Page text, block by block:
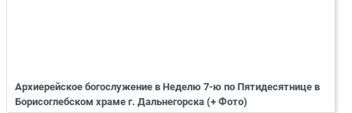
Архиерейское богослужение в Неделю 7-ю по Пятидесятнице в
Борисоглебском храме г. Дальнегорска (+ Фото)